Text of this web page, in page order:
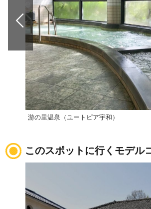
游の里温泉（ユートピア宇和）
このスポットに行くモデル